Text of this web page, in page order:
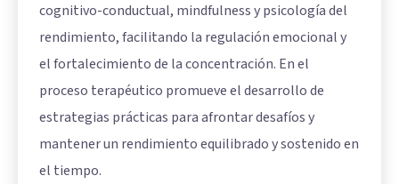
cognitivo-conductual, mindfulness y psicología del
rendimiento, facilitando la regulación emocional y
el fortalecimiento de la concentración. En el
proceso terapéutico promueve el desarrollo de
estrategias prácticas para afrontar desafíos y
mantener un rendimiento equilibrado y sostenido en
el tiempo.